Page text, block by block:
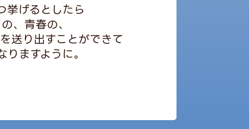
挙げるとしたら
、青春の、
送り出すことができて
ますように。